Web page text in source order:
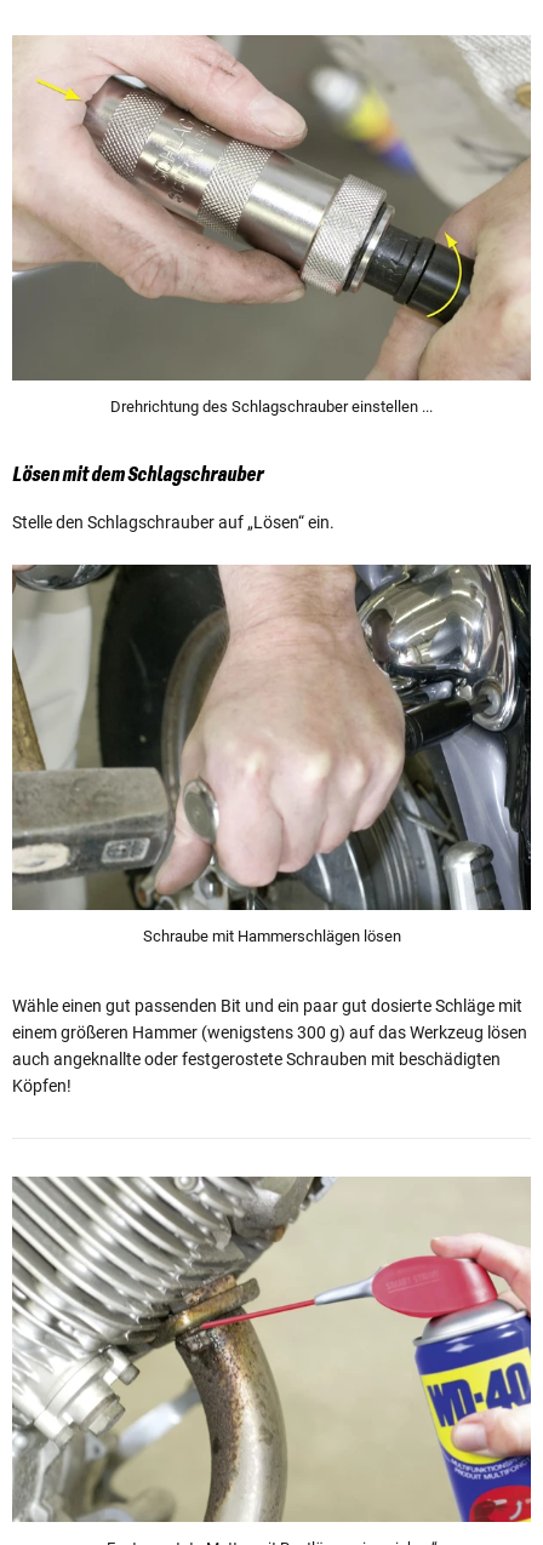
Drehrichtung des Schlagschrauber einstellen ...
Lösen mit dem Schlagschrauber
Stelle den Schlagschrauber auf „Lösen“ ein.
Schraube mit Hammerschlägen lösen
Wähle einen gut passenden Bit und ein paar gut dosierte Schläge mit
einem größeren Hammer (wenigstens 300 g) auf das Werkzeug lösen
auch angeknallte oder festgerostete Schrauben mit beschädigten
Köpfen!